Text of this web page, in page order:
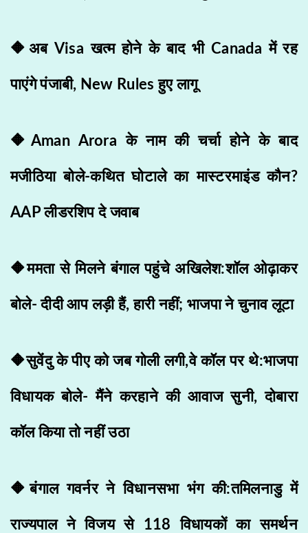
🔶अब Visa खत्म होने के बाद भी Canada में रह
पाएंगे पंजाबी, New Rules हुए लागू
🔶Aman Arora के नाम की चर्चा होने के बाद
मजीठिया बोले-कथित घोटाले का मास्टरमाइंड कौन?
AAP लीडरशिप दे जवाब
🔶ममता से मिलने बंगाल पहुंचे अखिलेश:शॉल ओढ़ाकर
बोले- दीदी आप लड़ी हैं, हारी नहीं; भाजपा ने चुनाव लूटा
🔶​सुवेंदु के पीए को जब गोली लगी,वे कॉल पर थे:भाजपा
विधायक बोले- मैंने करहाने की आवाज सुनी, दोबारा
कॉल किया तो नहीं उठा
🔶बंगाल गवर्नर ने विधानसभा भंग की:तमिलनाडु में
राज्यपाल ने विजय से 118 विधायकों का समर्थन